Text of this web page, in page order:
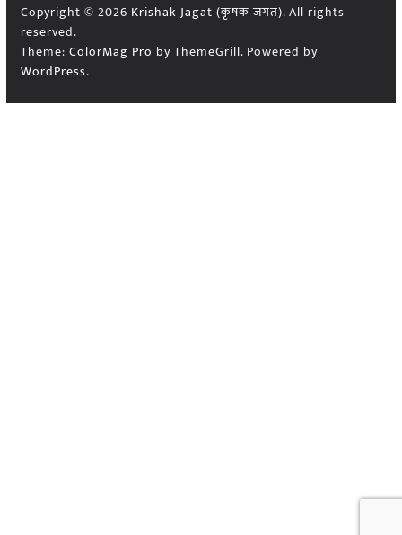
Copyright © 2026 Krishak Jagat (कृषक जगत). All rights
reserved.
Theme: ColorMag Pro by ThemeGrill. Powered by
WordPress.